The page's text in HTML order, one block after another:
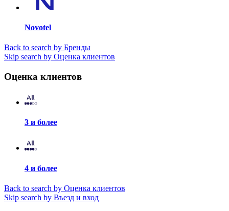
Novotel
Back to search by Бренды
Skip search by Оценка клиентов
Оценка клиентов
3 и более
4 и более
Back to search by Оценка клиентов
Skip search by Въезд и вход